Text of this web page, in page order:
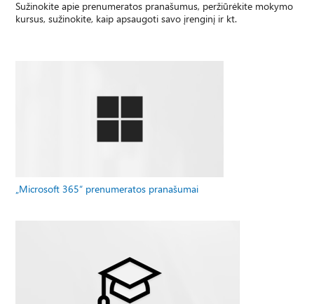
Sužinokite apie prenumeratos pranašumus, peržiūrėkite mokymo
kursus, sužinokite, kaip apsaugoti savo įrenginį ir kt.
„Microsoft 365“ prenumeratos pranašumai